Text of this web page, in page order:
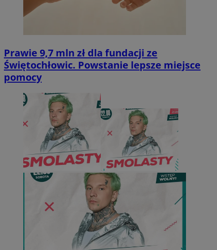
Prawie 9,7 mln zł dla fundacji ze
Świętochłowic. Powstanie lepsze miejsce
pomocy